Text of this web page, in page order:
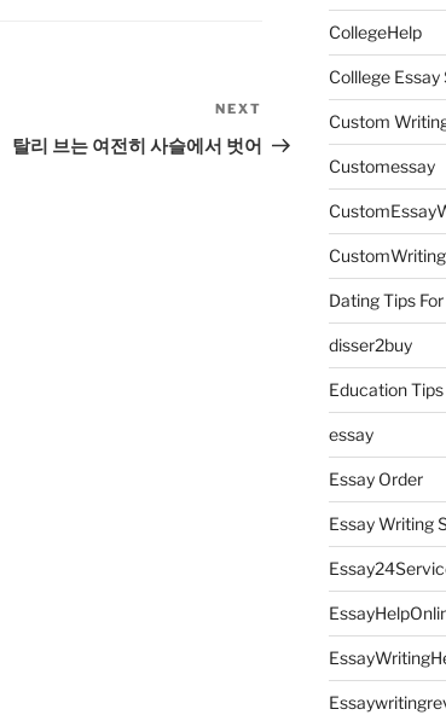
Post
NEXT
탈리 브는 여전히 사슬에서 벗어
CollegeHelp
Colllege Essay
Custom
Customessay
CustomWriting
Dating Tips
disser2buy
Education
essay
Essay Order
Essay Writing